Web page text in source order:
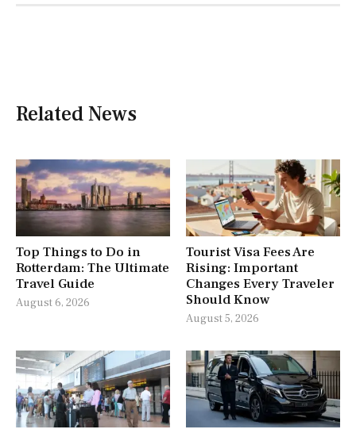
Related News
Top Things to Do in
Rotterdam: The Ultimate
Travel Guide
August 6, 2026
Tourist Visa Fees Are
Rising: Important
Changes Every Traveler
Should Know
August 5, 2026